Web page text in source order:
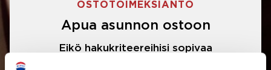
OSTOTOIMEKSIANTO
Apua asunnon ostoon
Eikö hakukriteereihisi sopivaa